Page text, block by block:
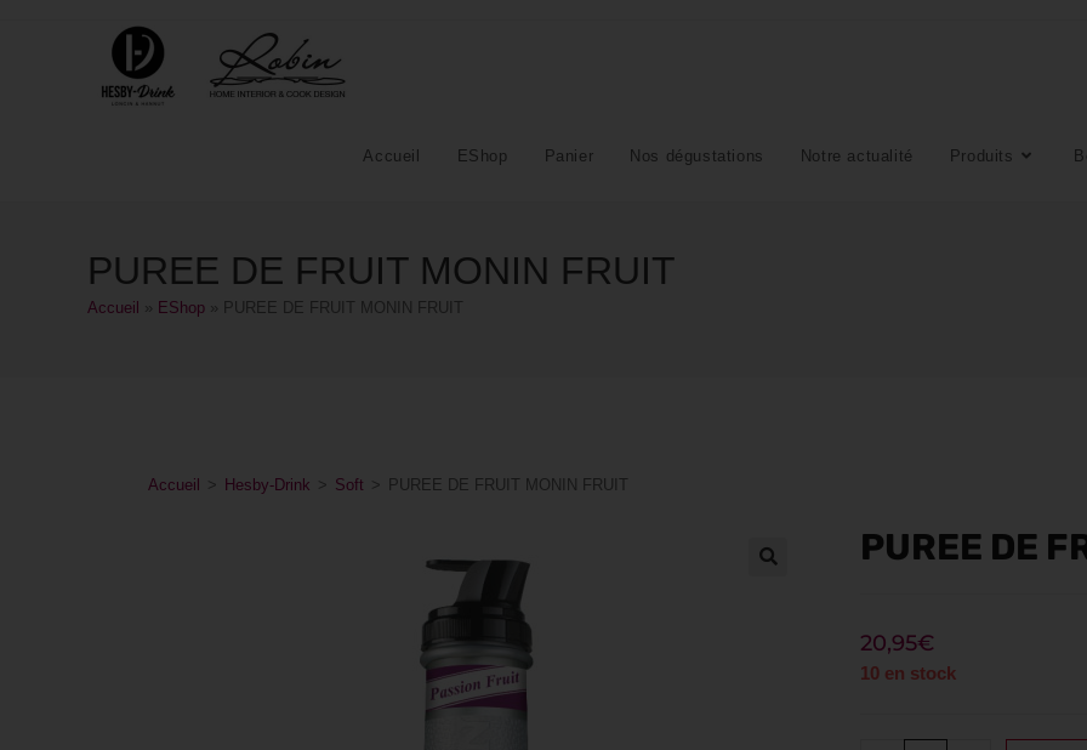
Accueil EShop Panier Nos dégustations Notre actualité Produits
PUREE DE FRUIT MONIN FRUIT
Accueil EShop PUREE DE FRUIT MONIN FRUIT
Accueil > Hesby-Drink > Soft > PUREE DE FRUIT MONIN FRUIT
PUREE DE
20,95€
10 en stock